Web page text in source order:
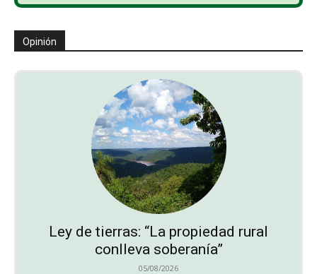
Opinión
Ley de tierras: “La propiedad rural
conlleva soberanía”
05/08/2026